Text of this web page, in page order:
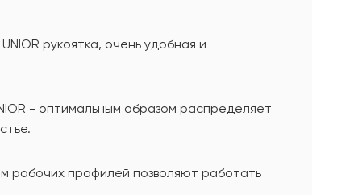
рукоятка, очень удобная и
- оптимальным образом распределяет
рабочих профилей позволяют работать